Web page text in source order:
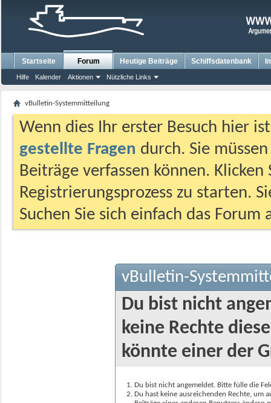
Startseite Forum
Hilfe Kalender Aktionen Nützliche Links
Heutige Beiträge Schiffsdatenbank
vBulletin-Systemmitteilung
Wenn dies Ihr erster Besuch hier
gestellte Fragen durch. Sie
Beiträge verfassen können.
Registrierungsprozess zu starten.
Suchen Sie sich einfach das
vBulletin-
Du bist nicht
keine Rechte
könnte einer der
Du bist nicht angemeldet. Bitte fülle die
Du hast keine ausreichenden Rechte, um